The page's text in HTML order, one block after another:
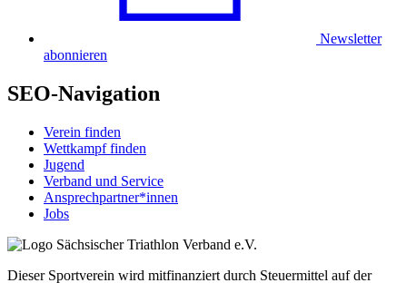
Newsletter
abonnieren
SEO-Navigation
Verein finden
Wettkampf finden
Jugend
Verband und Service
Ansprechpartner*innen
Jobs
Dieser Sportverein wird mitfinanziert durch Steuermittel auf der